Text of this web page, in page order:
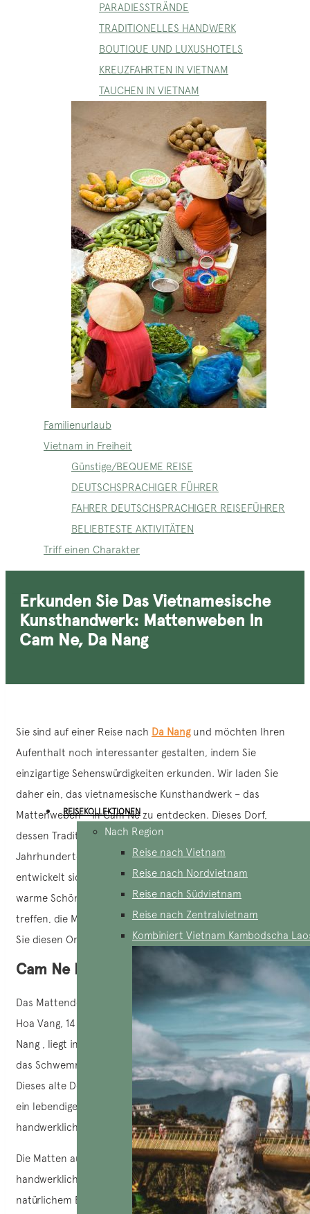
PARADIESSTRÄNDE
TRADITIONELLES HANDWERK
BOUTIQUE UND LUXUSHOTELS
KREUZFAHRTEN IN VIETNAM
TAUCHEN IN VIETNAM
Familienurlaub
Vietnam in Freiheit
Günstige/BEQUEME REISE
DEUTSCHSPRACHIGER FÜHRER
FAHRER DEUTSCHSPRACHIGER REISEFÜHRER
BELIEBTESTE AKTIVITÄTEN
Triff einen Charakter
REISEKOLLEKTIONEN
Nach Region
Reise nach Vietnam
Reise nach Nordvietnam
Reise nach Südvietnam
Reise nach Zentralvietnam
Kombiniert Vietnam Kambodscha
Erkunden Sie Das Vietnamesische
Kunsthandwerk: Mattenweben In
Cam Ne, Da Nang
Sie sind auf einer Reise nach Da Nangund möchten Ihren
Aufenthalt noch interessanter gestalten, indem Sie
einzigartige Sehenswürdigkeiten erkunden. Wir laden Sie
daher ein, das vietnamesische Kunsthandwerk – das
Mattenweben – in Cam Ne zu entdecken. Dieses Dorf,
dessen Tradition des Mattenwebens mehr als fünf
Jahrhunderte zurückreicht, bleibt bestehen und
entwickelt sich weiter. Es bietet Ihnen eine einfache und
warme Schönheit und die Möglichkeit, Handwerker zu
treffen, die Matten herstellen. Kommen Sie und entdecken
Sie diesen Ort!
Cam Ne Mattendorf
Das Mattendorf Cam Ne in der Gemeinde Hoa Tien, Bezirk
Hoa Vang, 14 km südwestlich des Stadtzentrums von Da
Nang , liegt inmitten einer fruchtbaren Ebene, die durch
das Schwemmland des Flusses Cam Le entstanden ist.
Dieses alte Dorf stellt seit Jahrhunderten Matten her, die
ein lebendiges Zeugnis der Schönheit und des
handwerklichen Könnens Vietnams sind.
Die Matten aus Cam Ne sind für ihre Qualität und ihr
handwerkliches Können bekannt. Sie werden aus
natürlichem Binsengras, das vor Ort angebaut wird, in